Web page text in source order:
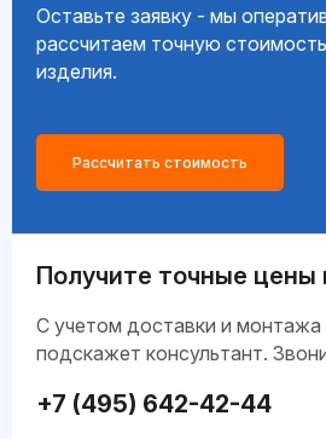
Оставьте заявку - мы
рассчитаем точную стоимость
изделия.
Рассчитать стоимость
Получите точные цены
C учетом доставки и монтажа
подскажет консультант.
+7 (495) 642-42-44